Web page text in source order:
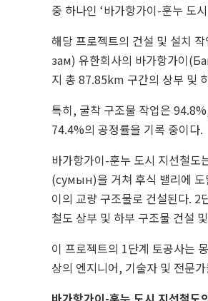
중 하나인 ‘바가항가이-훈누 도
해당 프로젝트의 건설 및 설치
зам) 유한회사의 바가항가이
지 총 87.85km 구간의 상부 및
특히, 굴착 구조물 작업은
74.4%의 공정률을 기록 중이다.
바가항가이-훈누 도시 지선철
(сумын)을 거쳐 후식 밸리에
이의 교량 구조물로 건설된다.
철도 상부 및 하부 구조물 건설
이 프로젝트의 1단계 토공사는
상의 엔지니어, 기술자 및 전문